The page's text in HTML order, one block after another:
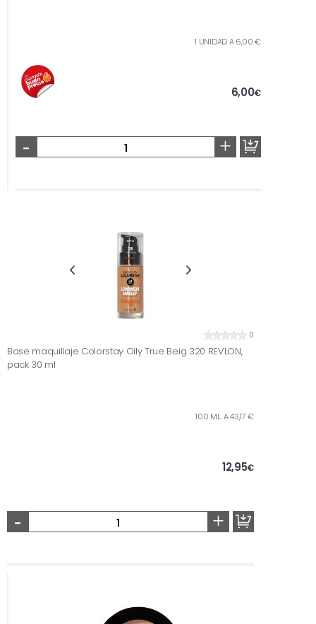
1 UNIDAD A 6,00 €
6,00€
- +
0
Base maquillaje Colorstay Oily True Beig 320 REVLON,
pack 30 ml
100 ML. A 43,17 €
12,95€
- +